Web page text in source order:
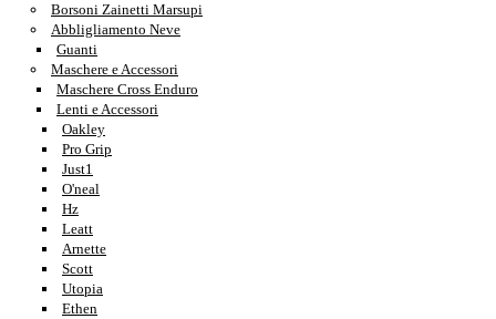
Borsoni Zainetti Marsupi
Abbligliamento Neve
Guanti
Maschere e Accessori
Maschere Cross Enduro
Lenti e Accessori
Oakley
Pro Grip
Just1
O'neal
Hz
Leatt
Arnette
Scott
Utopia
Ethen